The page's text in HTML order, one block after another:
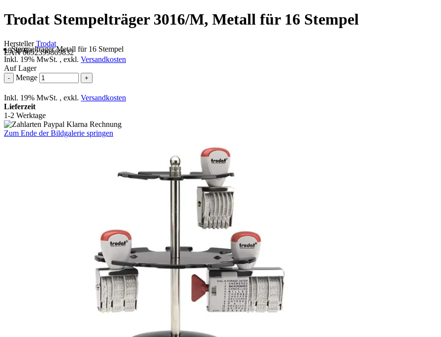
Trodat Stempelträger 3016/M, Metall für 16 Stempel
HerstellerTrodat
EAN 0092399869832
Stempelträger Metall für 16 Stempel
18,30 €
Inkl. 19% MwSt. , exkl. Versandkosten
Auf Lager
- Menge +
Inkl. 19% MwSt. , exkl. Versandkosten
Lieferzeit
1-2 Werktage
Zum Ende der Bildgalerie springen